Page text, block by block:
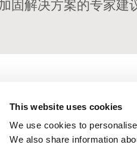
This website uses cookies
We use cookies to
We also share information
固解决方案的专家建
提供物理保障